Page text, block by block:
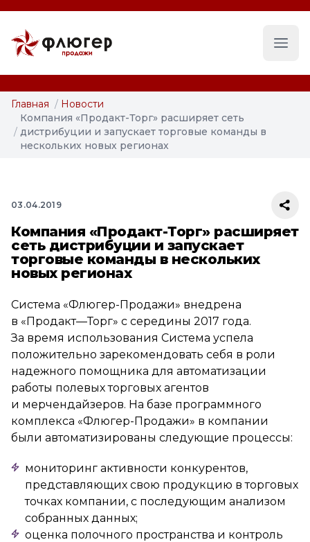
Главная / Новости
/
Компания «Продакт-Торг» расширяет сеть
дистрибуции и запускает торговые команды в
нескольких новых регионах
03.04.2019
Компания «Продакт-Торг» расширяет
сеть дистрибуции и запускает
торговые команды в нескольких
новых регионах
Система «Флюгер-Продажи» внедрена
в «Продакт—Торг» с середины 2017 года.
За время использования Система успела
положительно зарекомендовать себя в роли
надежного помощника для автоматизации
работы полевых торговых агентов
и мерчендайзеров. На базе программного
комплекса «Флюгер-Продажи» в компании
были автоматизированы следующие процессы:
мониторинг активности конкурентов,
представляющих свою продукцию в торговых
точках компании, с последующим анализом
собранных данных;
оценка полочного пространства и контроль